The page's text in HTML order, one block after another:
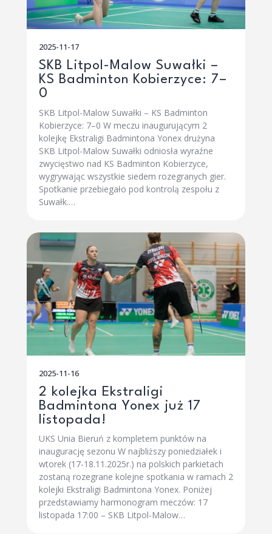
2025-11-17
SKB Litpol-Malow Suwałki –
KS Badminton Kobierzyce: 7–
0
SKB Litpol-Malow Suwałki – KS Badminton
Kobierzyce: 7–0 W meczu inaugurującym 2
kolejkę Ekstraligi Badmintona Yonex drużyna
SKB Litpol-Malow Suwałki odniosła wyraźne
zwycięstwo nad KS Badminton Kobierzyce,
wygrywając wszystkie siedem rozegranych gier.
Spotkanie przebiegało pod kontrolą zespołu z
Suwałk.…
2025-11-16
2 kolejka Ekstraligi
Badmintona Yonex już 17
listopada!
UKS Unia Bieruń z kompletem punktów na
inaugurację sezonu W najbliższy poniedziałek i
wtorek (17-18.11.2025r.) na polskich parkietach
zostaną rozegrane kolejne spotkania w ramach 2
kolejki Ekstraligi Badmintona Yonex. Poniżej
przedstawiamy harmonogram meczów: 17
listopada 17:00 – SKB Litpol-Malow…